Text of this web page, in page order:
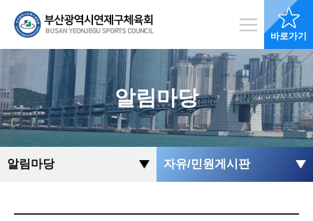
바로가기
알림마당
알림마당 자유/민원게시판